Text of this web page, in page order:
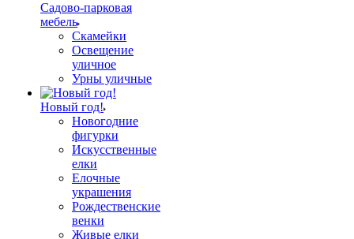
Садово-парковая
мебель
Скамейки
Освещение
уличное
Урны уличные
Новый год!
Новогодние
фигурки
Искусственные
елки
Елочные
украшения
Рождественские
венки
Живые елки